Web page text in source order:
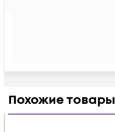
Похожие товары